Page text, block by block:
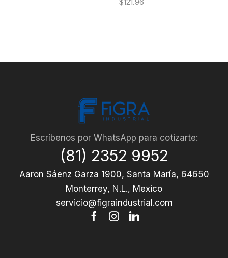
Escríbenos por WhatsApp para cotizarte:
(81) 2352 9952
Aaron Sáenz Garza 1900, Santa María, 64650
Monterrey, N.L., Mexico
servicio@figraindustrial.com